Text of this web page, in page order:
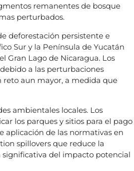
remanentes de bosque
perturbados.
deforestación persistente e
Sur y la Península de Yucatán
Gran Lago de Nicaragua. Los
a las perturbaciones
reto aun mayor, a medida que
ambientales locales. Los
los parques y sitios para el pago
aplicación de las normativas en
spillovers que reduce la
del impacto potencial